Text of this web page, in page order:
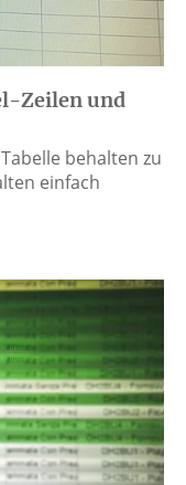
Zeilen und
behalten zu
einfach